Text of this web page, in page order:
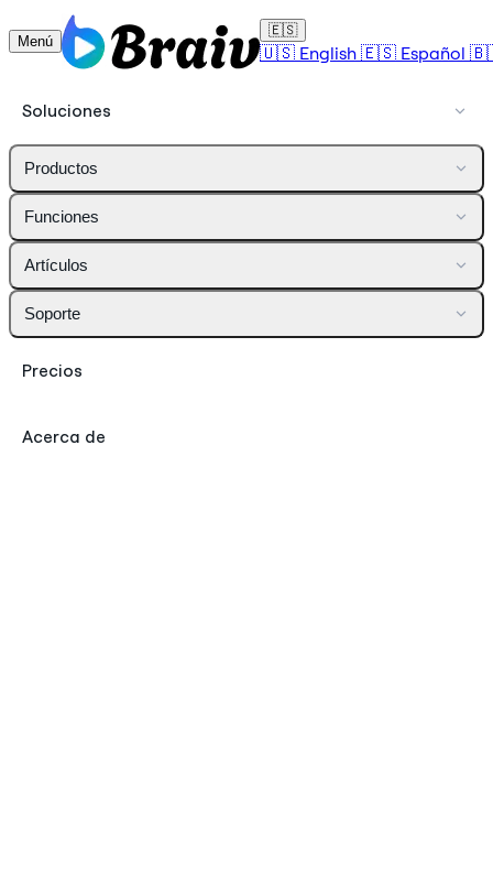
Menú
🇪🇸
🇺🇸 English 🇪🇸 Español
Soluciones
Productos
Funciones
Artículos
Soporte
Precios
Acerca de